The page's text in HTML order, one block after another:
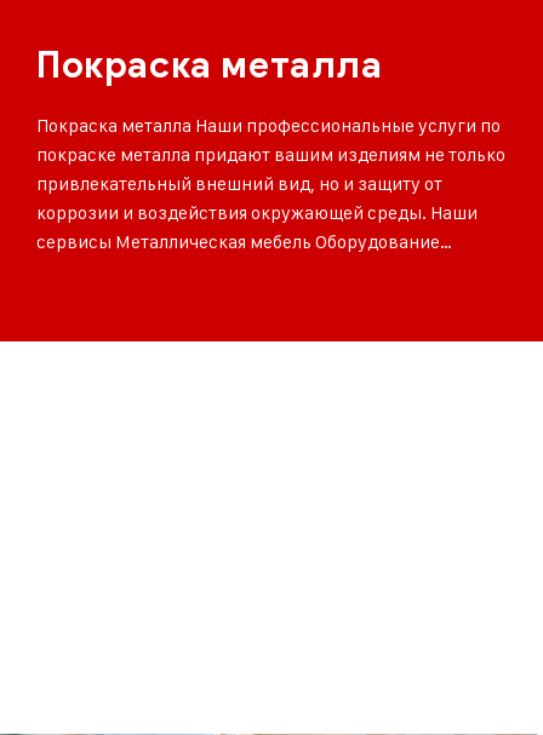
Покраска металла
Покраска металла Наши профессиональные услуги по
покраске металла придают вашим изделиям не только
привлекательный внешний вид, но и защиту от
коррозии и воздействия окружающей среды. Наши
сервисы Металлическая мебель Оборудование…